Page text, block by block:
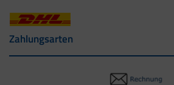
Zahlungsarten